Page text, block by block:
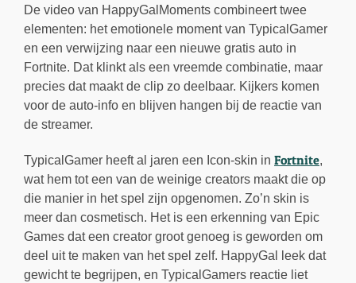
De video van HappyGalMoments combineert twee
elementen: het emotionele moment van TypicalGamer
en een verwijzing naar een nieuwe gratis auto in
Fortnite. Dat klinkt als een vreemde combinatie, maar
precies dat maakt de clip zo deelbaar. Kijkers komen
voor de auto-info en blijven hangen bij de reactie van
de streamer.
TypicalGamer heeft al jaren een Icon-skin in Fortnite,
wat hem tot een van de weinige creators maakt die op
die manier in het spel zijn opgenomen. Zo’n skin is
meer dan cosmetisch. Het is een erkenning van Epic
Games dat een creator groot genoeg is geworden om
deel uit te maken van het spel zelf. HappyGal leek dat
gewicht te begrijpen, en TypicalGamers reactie liet